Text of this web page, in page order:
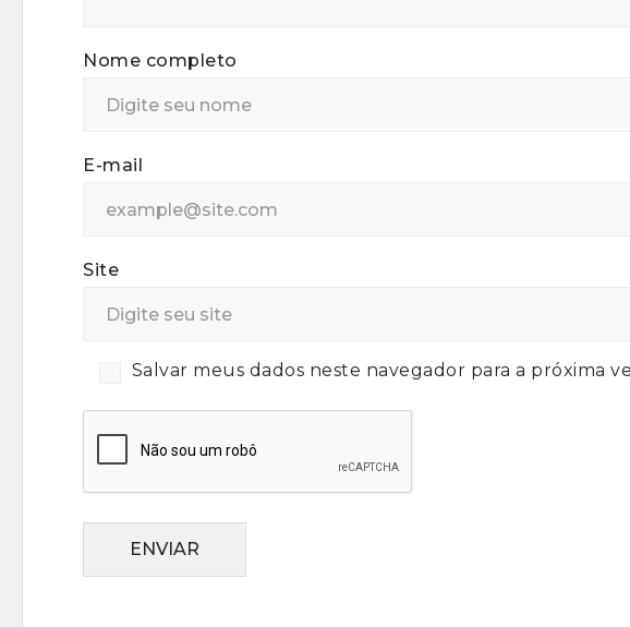
Nome completo
E-mail
Site
Salvar meus dados neste navegador para a próxima
ENVIAR